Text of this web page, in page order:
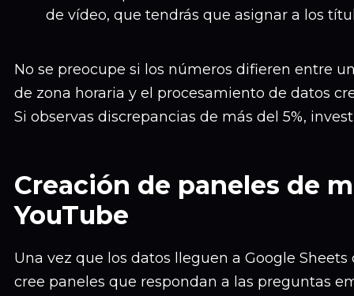
de vídeo, que tendrás que asignar a los
No se preocupe si los números difieren entre
de zona horaria y el procesamiento de datos
Si observas discrepancias de más del 5%,
Creación de paneles de
YouTube
Una vez que los datos lleguen a Google
cree paneles que respondan a las preguntas